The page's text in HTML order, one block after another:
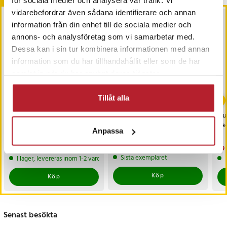
vidarebefordrar även sådana identifierare och annan
information från din enhet till de sociala medier och
annons- och analysföretag som vi samarbetar med.
Dessa kan i sin tur kombinera informationen med annan
information som du har tillhandahållit eller som de har
Tillåt alla
Anpassa
Umbro Yogamatta
Nuvarande pris:
219 krTidigare pris:339 kr
219 kr 339 kr
I lager, levereras inom 1-2 vardagar
Köp
Nedis Aktiv
UHF / VHF
Pris:289 kr
289 kr
Sista exemplaret
Köp
79
Senast besökta